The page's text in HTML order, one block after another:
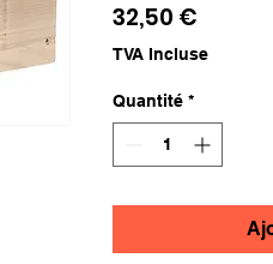
32,50 €
TVA Incluse
Quantité *